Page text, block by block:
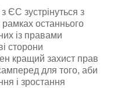
ЄС зустрінуться з
останнього
із правами
сторони
кращий захист прав
для того, аби
і зростання